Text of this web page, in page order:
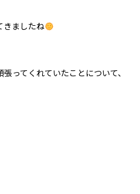
きましたね
ってくれていたことについて、